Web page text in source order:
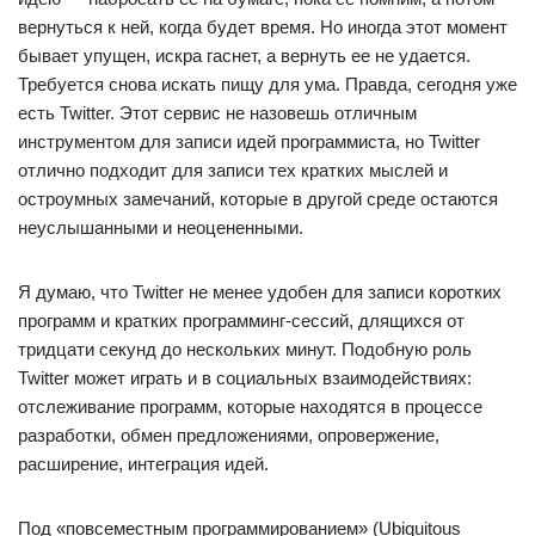
вернуться к ней, когда будет время. Но иногда этот момент
бывает упущен, искра гаснет, а вернуть ее не удается.
Требуется снова искать пищу для ума. Правда, сегодня уже
есть Twitter. Этот сервис не назовешь отличным
инструментом для записи идей программиста, но Twitter
отлично подходит для записи тех кратких мыслей и
остроумных замечаний, которые в другой среде остаются
неуслышанными и неоцененными.
Я думаю, что Twitter не менее удобен для записи коротких
программ и кратких программинг-сессий, длящихся от
тридцати секунд до нескольких минут. Подобную роль
Twitter может играть и в социальных взаимодействиях:
отслеживание программ, которые находятся в процессе
разработки, обмен предложениями, опровержение,
расширение, интеграция идей.
Под «повсеместным программированием» (Ubiquitous